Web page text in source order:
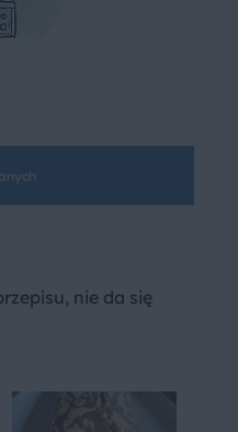
nie da się